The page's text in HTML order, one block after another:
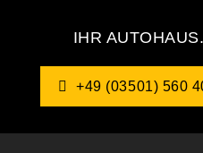
IHR
+49 (03501) 560